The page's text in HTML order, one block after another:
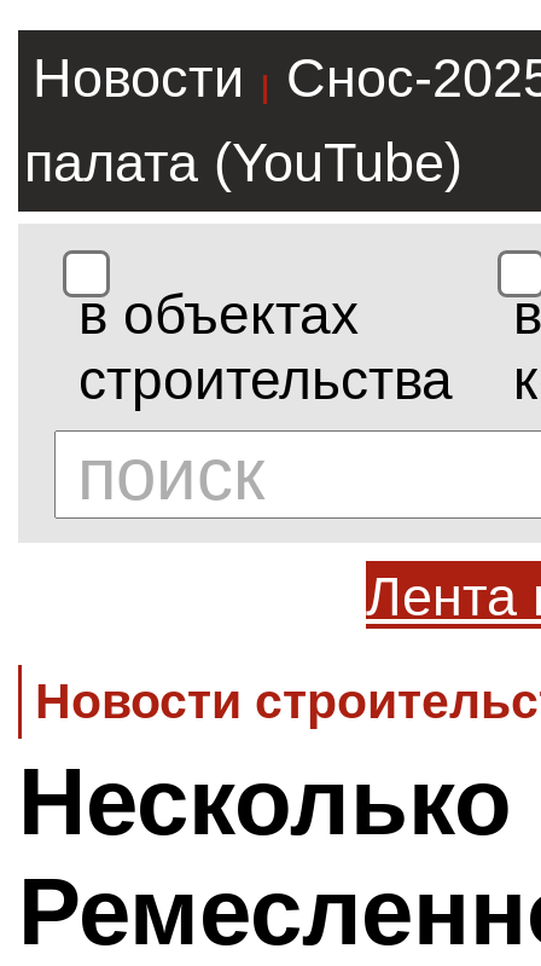
Новости |
Снос-
палата (YouTube)
в объектах
строительства
в
Лента
Новости